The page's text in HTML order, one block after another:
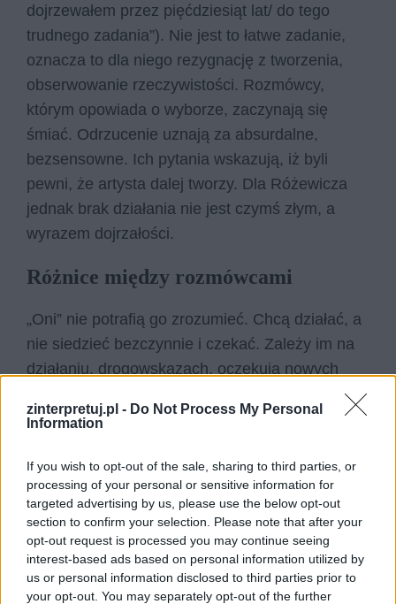
zinterpretuj.pl - Do Not Process My Personal
Information
If you wish to opt-out of the sale, sharing to third parties, or
processing of your personal or sensitive information for
targeted advertising by us, please use the below opt-out
section to confirm your selection. Please note that after your
opt-out request is processed you may continue seeing
interest-based ads based on personal information utilized by
us or personal information disclosed to third parties prior to
your opt-out. You may separately opt-out of the further
dojrzewałem przez pięćdziesiąt lat/ do tego
trudnego zadania”). Nie jest to łatwe zadanie,
oznacza to dla niego rezygnację z tworzenia,
obserwowanie rzeczywistości. Rozmówcy,
którym opowiada o wyborze, zaczynają się
śmiać. Odrzucenie uznają za absurdalne,
bezsensowne. Ich pytania wskazują, iż byli
pewni, że artysta dalej tworzy. Dla Różewicza
jednak brak działania nie jest czymś złym, a
wyrazem dojrzałości.
Różnice między rozmówcami
„Oni” nie potrafią go zrozumieć. Chcą działać, a
nie siedzieć bezczynnie i czekać. Zależy im na
działaniu, drogowskazach, oczekują nowych
robi nic, i lata zajęło mu nauczenie się nie
doświadczonego, dojrzałego mężczyznę.
Różewicz tłumaczy w wierszu ten problem
różnicą wieku („szkoda że nie przyszliście/ do
mnie przed dwudziestu lat […]/ nie było nas
jeszcze/ na świecie”). On doświadczony
wydarzeniami wojny, był wtedy młodym